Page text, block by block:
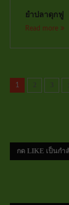
ยำปลาดุกฟู
Read more
1 2 3
กด LIKE เป็นก